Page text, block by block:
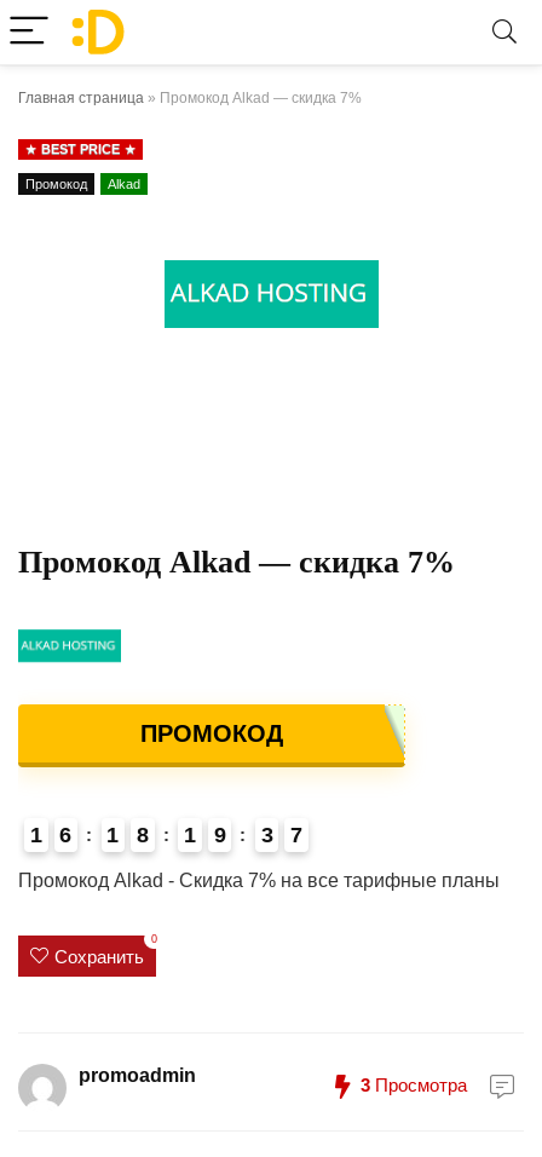
Главная страница » Промокод Alkad — скидка 7%
BEST PRICE
Промокод Alkad
Промокод Alkad — скидка 7%
ПРОМОКОД
1
4
6 1 8 1 9 3 7
Промокод Alkad - Скидка 7% на все тарифные планы
Сохранить
0
promoadmin 3 Просмотра